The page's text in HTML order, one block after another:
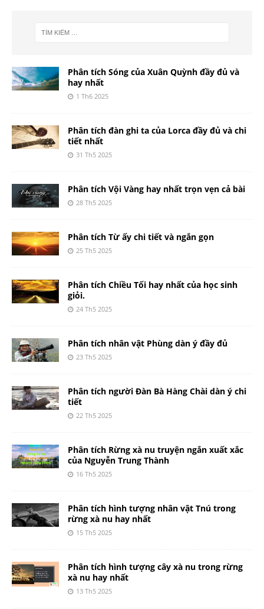
Phân tích Sóng của Xuân Quỳnh đầy đủ và
hay nhất
1 Th6 2025
Phân tích đàn ghi ta của Lorca đầy đủ và chi
tiết nhất
31 Th5 2025
Phân tích Vội Vàng hay nhất trọn vẹn cả bài
28 Th5 2025
Phân tích Từ ấy chi tiết và ngắn gọn
25 Th5 2025
Phân tích Chiều Tối hay nhất của học sinh
giỏi.
24 Th5 2025
Phân tích nhân vật Phùng dàn ý đầy đủ
23 Th5 2025
Phân tích người Đàn Bà Hàng Chài dàn ý chi
tiết
22 Th5 2025
Phân tích Rừng xà nu truyện ngắn xuất xắc
của Nguyễn Trung Thành
16 Th5 2025
Phân tích hình tượng nhân vật Tnú trong
rừng xà nu hay nhất
15 Th5 2025
Phân tích hình tượng cây xà nu trong rừng
xà nu hay nhất
13 Th5 2025